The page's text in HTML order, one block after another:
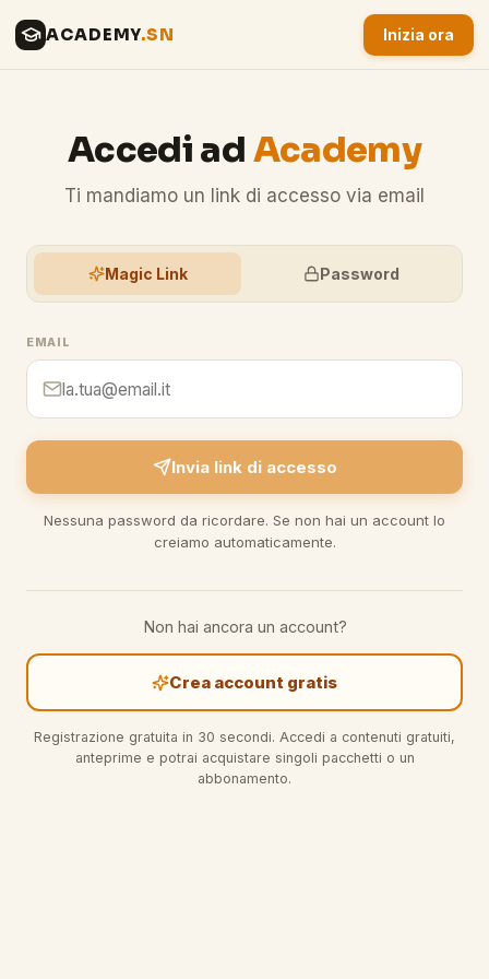
ACADEMY.SN Inizia ora
Accedi ad Academy
Ti mandiamo un link di accesso via email
Magic Link Password
EMAIL
Invia link di accesso
Nessuna password da ricordare. Se non hai un account lo
creiamo automaticamente.
Non hai ancora un account?
Crea account gratis
Registrazione gratuita in 30 secondi. Accedi a contenuti gratuiti,
anteprime e potrai acquistare singoli pacchetti o un
abbonamento.